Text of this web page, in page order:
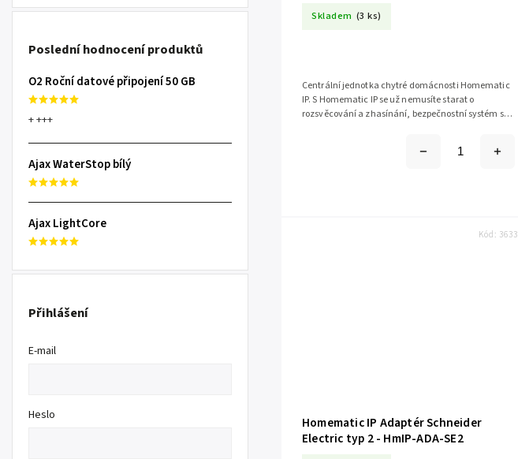
Poslední hodnocení produktů
O2 Roční datové připojení 50 GB
+ +++
Ajax WaterStop bílý
Ajax LightCore
Přihlášení
E-mail
Heslo
Skladem (3 ks)
Centrální jednotka chytré domácnosti Homematic
IP. S Homematic IP se už nemusíte starat o
rozsvěcování a zhasínání, bezpečnostní systém se
Homematic IP Adaptér Schneider
Electric typ 2 - HmIP-ADA-SE2
Kód: 3633